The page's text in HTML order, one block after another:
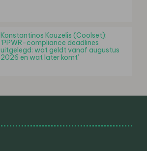
Konstantinos Kouzelis (Coolset):
‘PPWR-compliance deadlines
uitgelegd: wat geldt vanaf augustus
2026 en wat later komt’